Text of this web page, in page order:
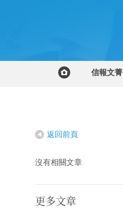
信報文菁
返回前頁
沒有相關文章
更多文章